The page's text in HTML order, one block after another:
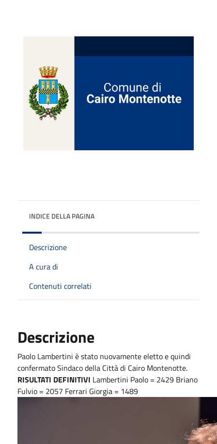
INDICE DELLA PAGINA
Descrizione
A cura di
Contenuti correlati
Descrizione
Paolo Lambertini è stato nuovamente eletto e quindi
confermato Sindaco della Città di Cairo Montenotte.
RISULTATI DEFINITIVI Lambertini Paolo = 2429 Briano
Fulvio = 2057 Ferrari Giorgia = 1489